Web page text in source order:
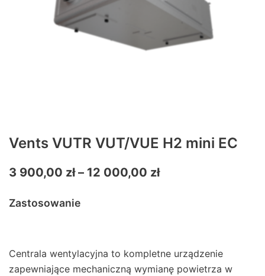
Vents VUTR VUT/VUE H2 mini EC
3 900,00 zł– 12 000,00 zł
Zastosowanie
Centrala wentylacyjna to kompletne urządzenie
zapewniające mechaniczną wymianę powietrza w